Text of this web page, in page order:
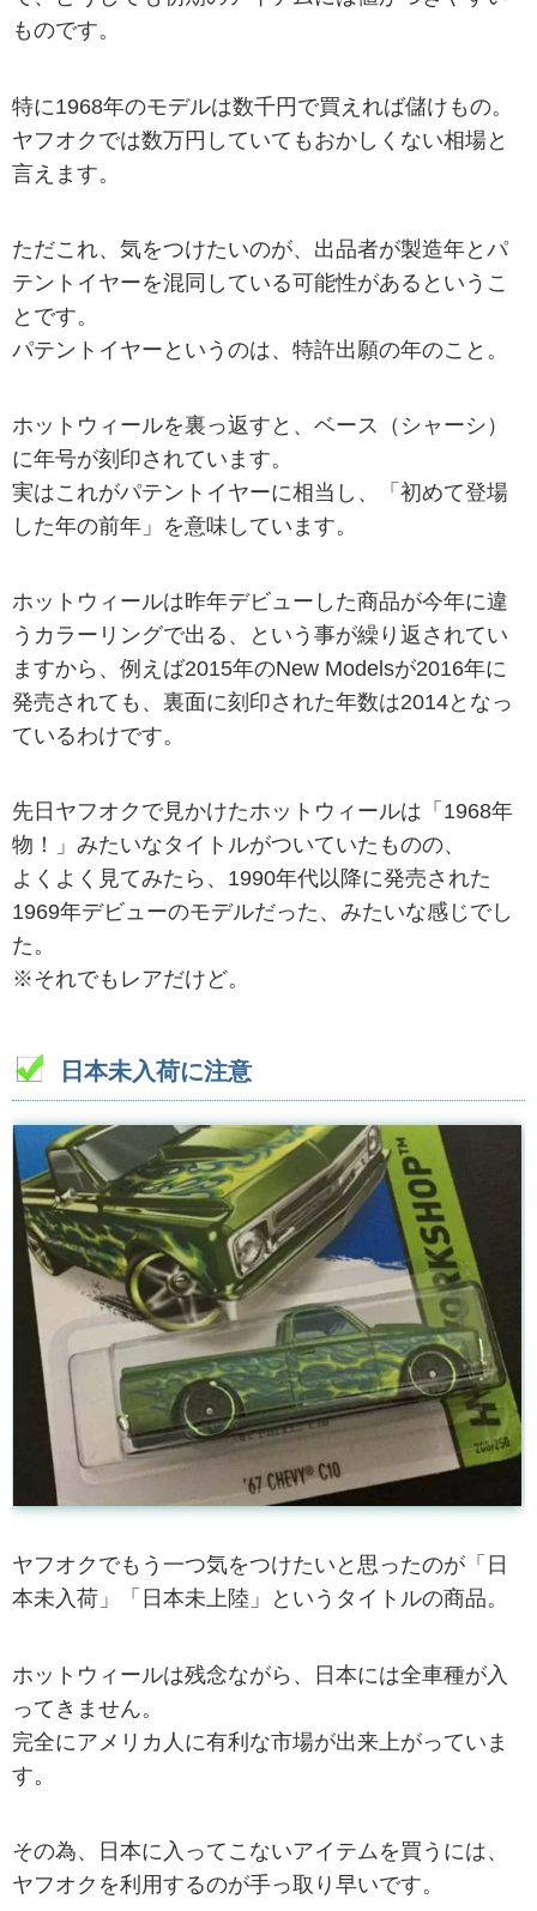
ものです。
特に1968年のモデルは数千円で買えれば儲けもの。
ヤフオクでは数万円していてもおかしくない相場と
言えます。
ただこれ、気をつけたいのが、出品者が製造年とパ
テントイヤーを混同している可能性があるというこ
とです。
パテントイヤーというのは、特許出願の年のこと。
ホットウィールを裏っ返すと、ベース（シャーシ）
に年号が刻印されています。
実はこれがパテントイヤーに相当し、「初めて登場
した年の前年」を意味しています。
ホットウィールは昨年デビューした商品が今年に違
うカラーリングで出る、という事が繰り返されてい
ますから、例えば2015年のNew Modelsが2016年に
発売されても、裏面に刻印された年数は2014となっ
ているわけです。
先日ヤフオクで見かけたホットウィールは「1968年
物！」みたいなタイトルがついていたものの、
よくよく見てみたら、1990年代以降に発売された
1969年デビューのモデルだった、みたいな感じでし
た。
※それでもレアだけど。
日本未入荷に注意
ヤフオクでもう一つ気をつけたいと思ったのが「日
本未入荷」「日本未上陸」というタイトルの商品。
ホットウィールは残念ながら、日本には全車種が入
ってきません。
完全にアメリカ人に有利な市場が出来上がっていま
す。
その為、日本に入ってこないアイテムを買うには、
ヤフオクを利用するのが手っ取り早いです。